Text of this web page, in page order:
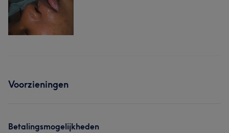
Voorzieningen
Betalingsmogelijkheden